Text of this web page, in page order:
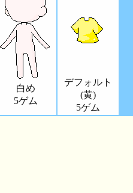
白め
5ゲム
デフォルト
(黄)
5ゲム